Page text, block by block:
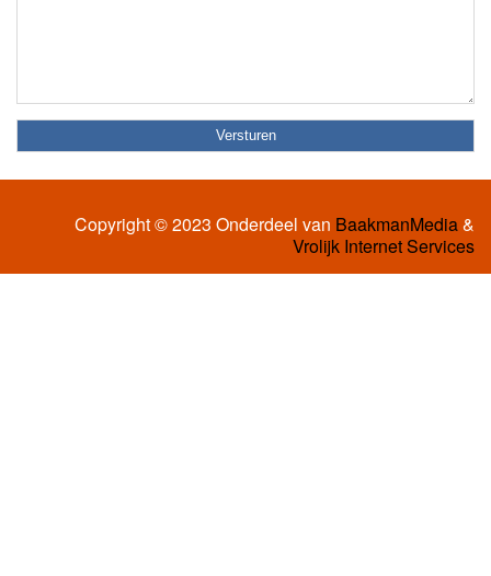
Copyright © 2023 Onderdeel van BaakmanMedia&
Vrolijk Internet Services